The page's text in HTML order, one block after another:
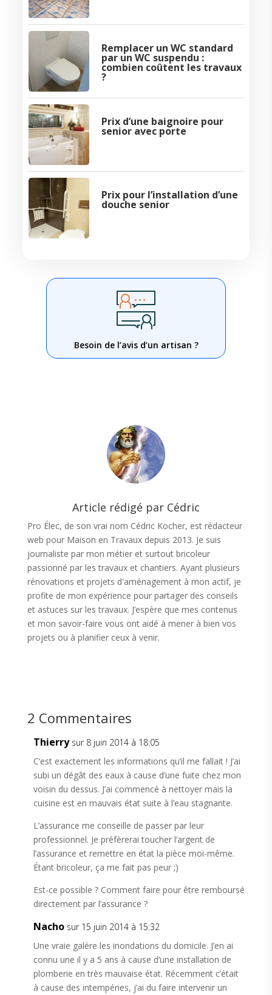
Remplacer un WC standard
par un WC suspendu :
combien coûtent les travaux
?
Prix d’une baignoire pour
senior avec porte
Prix pour l’installation d’une
douche senior
Besoin de l’avis d’un artisan ?
Article rédigé par Cédric
Pro Élec, de son vrai nom Cédric Kocher, est rédacteur
web pour Maison en Travaux depuis 2013. Je suis
journaliste par mon métier et surtout bricoleur
passionné par les travaux et chantiers. Ayant plusieurs
rénovations et projets d'aménagement à mon actif, je
profite de mon expérience pour partager des conseils
et astuces sur les travaux. J’espère que mes contenus
et mon savoir-faire vous ont aidé à mener à bien vos
projets ou à planifier ceux à venir.
2 Commentaires
Thierry sur 8 juin 2014 à 18:05
C’est exactement les informations qu’il me fallait ! J’ai
subi un dégât des eaux à cause d’une fuite chez mon
voisin du dessus. J’ai commencé à nettoyer mais la
cuisine est en mauvais état suite à l’eau stagnante.
L’assurance me conseille de passer par leur
professionnel. Je préfèrerai toucher l’argent de
l’assurance et remettre en état la pièce moi-même.
Étant bricoleur, ça me fait pas peur ;)
Est-ce possible ? Comment faire pour être remboursé
directement par l’assurance ?
Nacho sur 15 juin 2014 à 15:32
Une vraie galère les inondations du domicile. J’en ai
connu une il y a 5 ans à cause d’une installation de
plomberie en très mauvaise état. Récemment c’était
à cause des intempéries, j’ai du faire intervenir un